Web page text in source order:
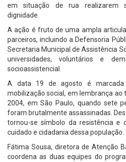
em situação de rua realizarem
dignidade.
A ação é fruto de uma ampla
parceiros, incluindo a Defensoria
Secretaria Municipal de Assistência
universidades, voluntários e
socioassistencial.
A data 19 de agosto é marcada
mobilização social, em lembrança ao
2004, em São Paulo, quando sete
foram brutalmente assassinadas.
tornou-se símbolo da resistência e
cuidado e cidadania dessa população.
Fátima Sousa, diretora de Atenção
coordena as duas equipes do